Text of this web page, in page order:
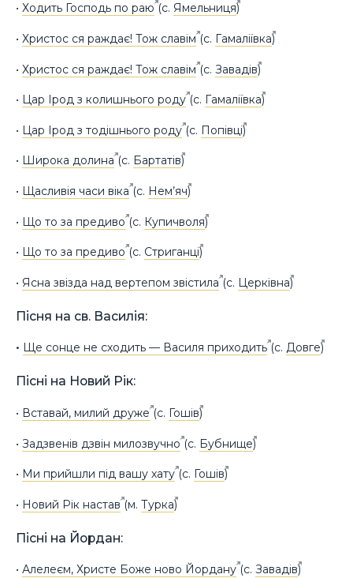
• Ходить Господь по раю(с. Ямельниця)
• Христос ся раждає! Тож славім(с. Гамаліївка)
• Христос ся раждає! Тож славім(с. Завадів)
• Цар Ірод з колишнього роду(с. Гамаліївка)
• Цар Ірод з тодішнього роду(с. Попівці)
• Широка долина(с. Бартатів)
• Щасливія часи віка(с. Нем’яч)
• Що то за предиво(с. Купичволя)
• Що то за предиво(с. Стриганці)
• Ясна звізда над вертепом звістила(с. Церківна)
Пісня на св. Василія:
• Ще сонце не сходить — Василя приходить(с. Довге)
Пісні на Новий Рік:
• Вставай, милий друже(с. Гошів)
• Задзвенів дзвін милозвучно(с. Бубнище)
• Ми прийшли під вашу хату(с. Гошів)
• Новий Рік настав(м. Турка)
Пісні на Йордан:
• Алелеєм, Христе Боже ново Йордану(с. Завадів)